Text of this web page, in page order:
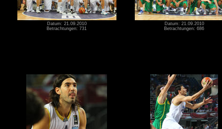
Datum: 21.09.2010
Betrachtungen: 731
Datum: 21.09.2010
Betrachtungen: 686